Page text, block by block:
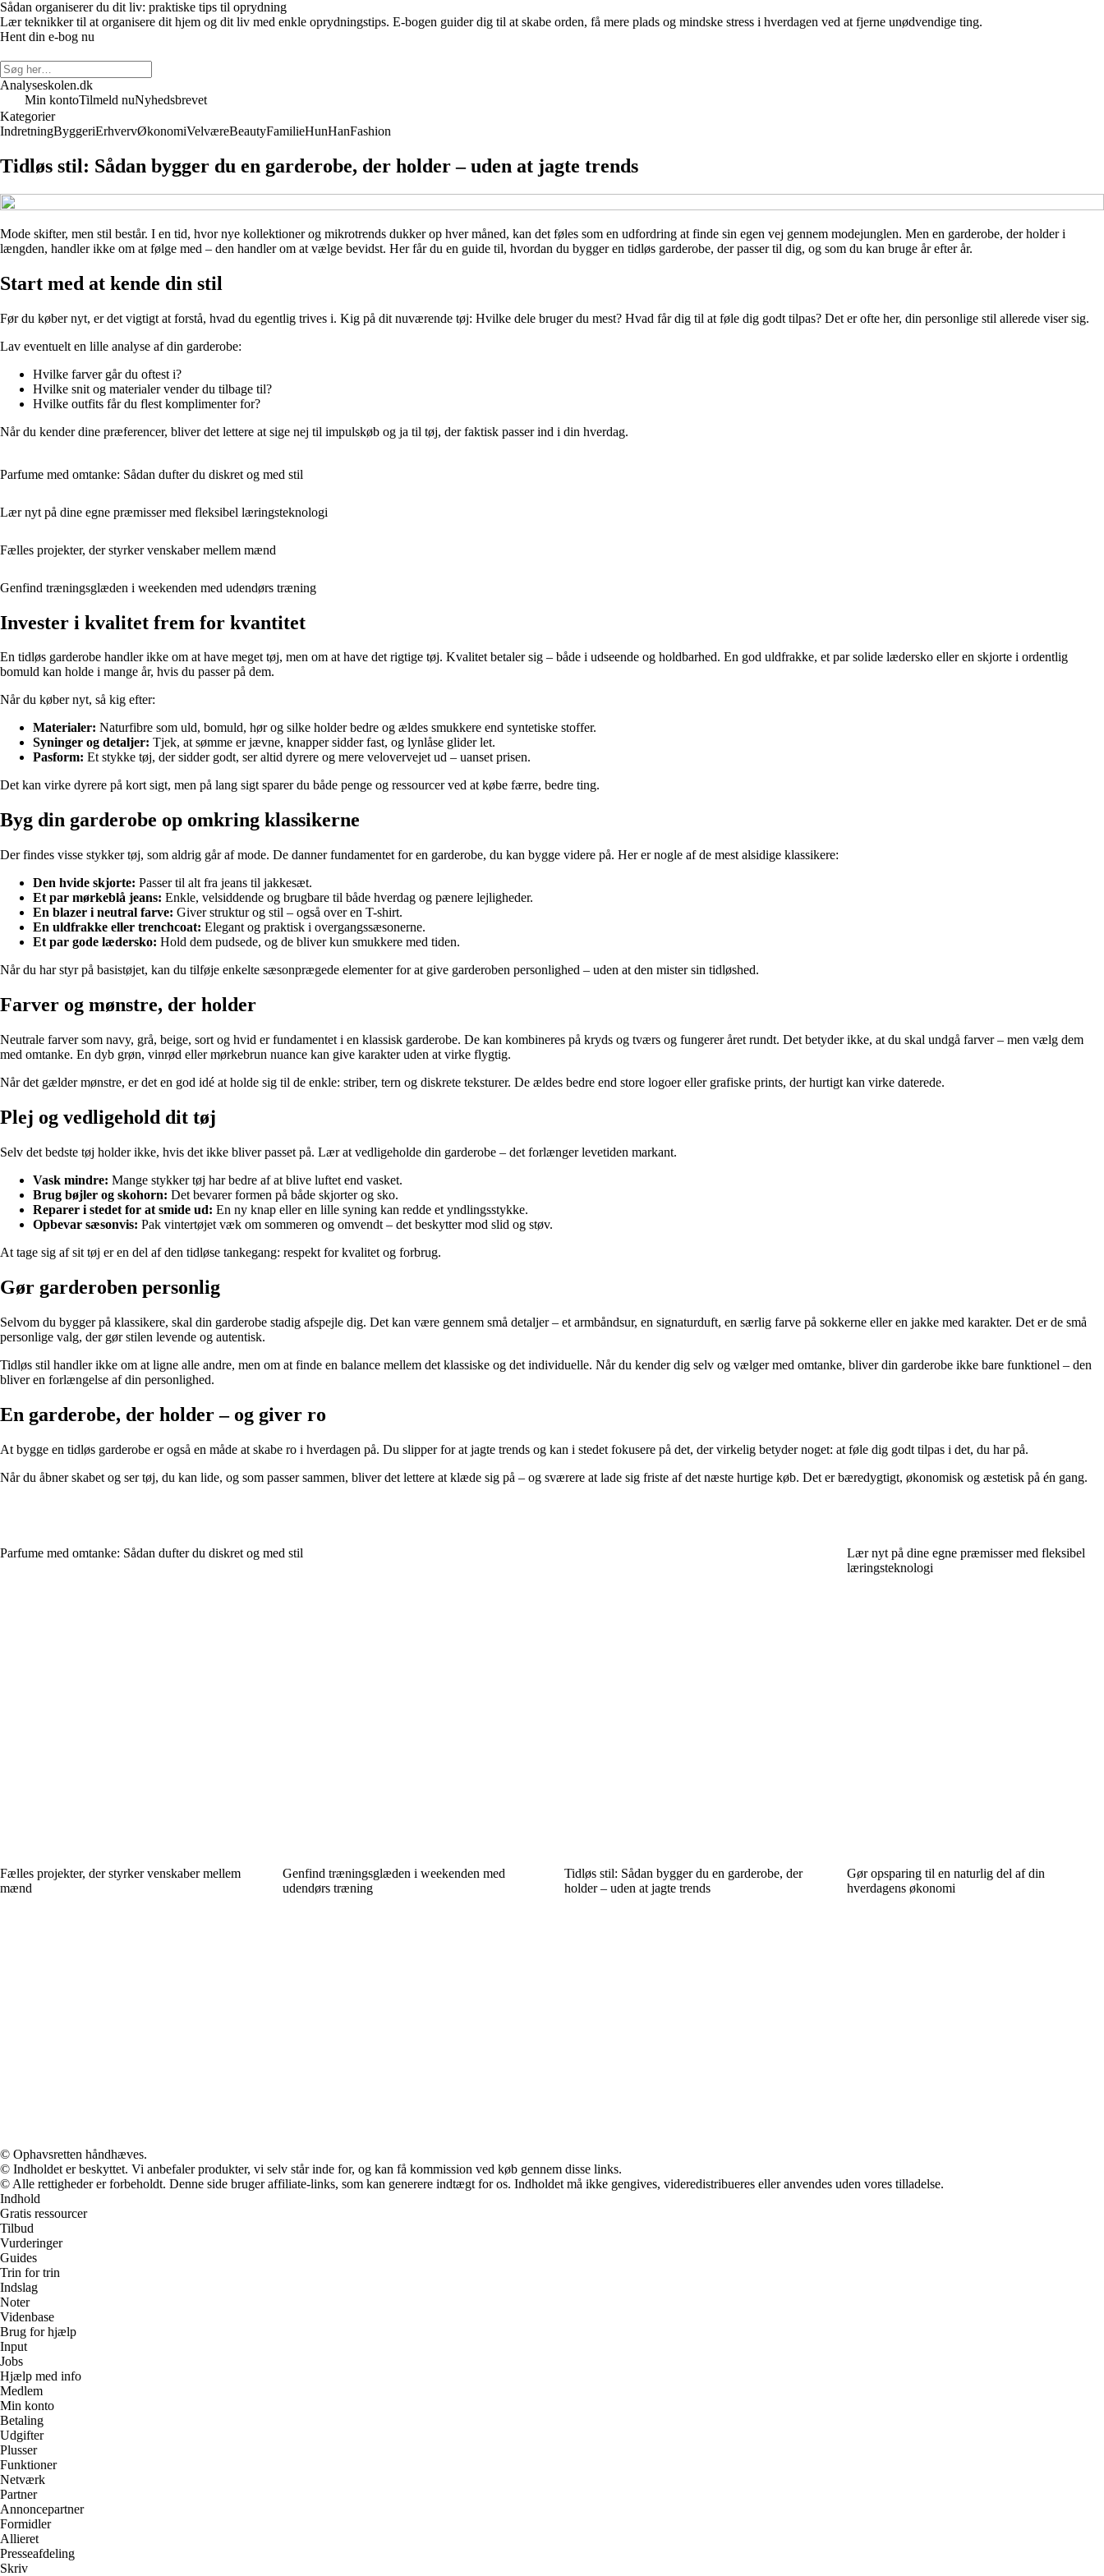
Sådan organiserer du dit liv: praktiske tips til oprydning
Lær teknikker til at organisere dit hjem og dit liv med enkle oprydningstips. E-bogen guider dig til at skabe orden, få mere plads og mindske stress i hverdagen ved at fjerne unødvendige ting.
Hent din e-bog nu
Analyseskolen.dk
Min kontoTilmeld nuNyhedsbrevet
Kategorier
IndretningByggeriErhvervØkonomiVelværeBeautyFamilieHunHanFashion
Tidløs stil: Sådan bygger du en garderobe, der holder – uden at jagte trends
Mode skifter, men stil består. I en tid, hvor nye kollektioner og mikrotrends dukker op hver måned, kan det føles som en udfordring at finde sin egen vej gennem modejunglen. Men en garderobe, der holder i
længden, handler ikke om at følge med – den handler om at vælge bevidst. Her får du en guide til, hvordan du bygger en tidløs garderobe, der passer til dig, og som du kan bruge år efter år.
Start med at kende din stil
Før du køber nyt, er det vigtigt at forstå, hvad du egentlig trives i. Kig på dit nuværende tøj: Hvilke dele bruger du mest? Hvad får dig til at føle dig godt tilpas? Det er ofte her, din personlige stil allerede viser sig.
Lav eventuelt en lille analyse af din garderobe:
Hvilke farver går du oftest i?
Hvilke snit og materialer vender du tilbage til?
Hvilke outfits får du flest komplimenter for?
Når du kender dine præferencer, bliver det lettere at sige nej til impulskøb og ja til tøj, der faktisk passer ind i din hverdag.
Parfume med omtanke: Sådan dufter du diskret og med stil
Lær nyt på dine egne præmisser med fleksibel læringsteknologi
Fælles projekter, der styrker venskaber mellem mænd
Genfind træningsglæden i weekenden med udendørs træning
Invester i kvalitet frem for kvantitet
En tidløs garderobe handler ikke om at have meget tøj, men om at have det rigtige tøj. Kvalitet betaler sig – både i udseende og holdbarhed. En god uldfrakke, et par solide lædersko eller en skjorte i ordentlig
bomuld kan holde i mange år, hvis du passer på dem.
Når du køber nyt, så kig efter:
Materialer: Naturfibre som uld, bomuld, hør og silke holder bedre og ældes smukkere end syntetiske stoffer.
Syninger og detaljer: Tjek, at sømme er jævne, knapper sidder fast, og lynlåse glider let.
Pasform: Et stykke tøj, der sidder godt, ser altid dyrere og mere velovervejet ud – uanset prisen.
Det kan virke dyrere på kort sigt, men på lang sigt sparer du både penge og ressourcer ved at købe færre, bedre ting.
Byg din garderobe op omkring klassikerne
Der findes visse stykker tøj, som aldrig går af mode. De danner fundamentet for en garderobe, du kan bygge videre på. Her er nogle af de mest alsidige klassikere:
Den hvide skjorte: Passer til alt fra jeans til jakkesæt.
Et par mørkeblå jeans: Enkle, velsiddende og brugbare til både hverdag og pænere lejligheder.
En blazer i neutral farve: Giver struktur og stil – også over en T-shirt.
En uldfrakke eller trenchcoat: Elegant og praktisk i overgangssæsonerne.
Et par gode lædersko: Hold dem pudsede, og de bliver kun smukkere med tiden.
Når du har styr på basistøjet, kan du tilføje enkelte sæsonprægede elementer for at give garderoben personlighed – uden at den mister sin tidløshed.
Farver og mønstre, der holder
Neutrale farver som navy, grå, beige, sort og hvid er fundamentet i en klassisk garderobe. De kan kombineres på kryds og tværs og fungerer året rundt. Det betyder ikke, at du skal undgå farver – men vælg dem
med omtanke. En dyb grøn, vinrød eller mørkebrun nuance kan give karakter uden at virke flygtig.
Når det gælder mønstre, er det en god idé at holde sig til de enkle: striber, tern og diskrete teksturer. De ældes bedre end store logoer eller grafiske prints, der hurtigt kan virke daterede.
Plej og vedligehold dit tøj
Selv det bedste tøj holder ikke, hvis det ikke bliver passet på. Lær at vedligeholde din garderobe – det forlænger levetiden markant.
Vask mindre: Mange stykker tøj har bedre af at blive luftet end vasket.
Brug bøjler og skohorn: Det bevarer formen på både skjorter og sko.
Reparer i stedet for at smide ud: En ny knap eller en lille syning kan redde et yndlingsstykke.
Opbevar sæsonvis: Pak vintertøjet væk om sommeren og omvendt – det beskytter mod slid og støv.
At tage sig af sit tøj er en del af den tidløse tankegang: respekt for kvalitet og forbrug.
Gør garderoben personlig
Selvom du bygger på klassikere, skal din garderobe stadig afspejle dig. Det kan være gennem små detaljer – et armbåndsur, en signaturduft, en særlig farve på sokkerne eller en jakke med karakter. Det er de små
personlige valg, der gør stilen levende og autentisk.
Tidløs stil handler ikke om at ligne alle andre, men om at finde en balance mellem det klassiske og det individuelle. Når du kender dig selv og vælger med omtanke, bliver din garderobe ikke bare funktionel – den
bliver en forlængelse af din personlighed.
En garderobe, der holder – og giver ro
At bygge en tidløs garderobe er også en måde at skabe ro i hverdagen på. Du slipper for at jagte trends og kan i stedet fokusere på det, der virkelig betyder noget: at føle dig godt tilpas i det, du har på.
Når du åbner skabet og ser tøj, du kan lide, og som passer sammen, bliver det lettere at klæde sig på – og sværere at lade sig friste af det næste hurtige køb. Det er bæredygtigt, økonomisk og æstetisk på én gang.
Parfume med omtanke: Sådan dufter du diskret og med stil
Lær nyt på dine egne præmisser med fleksibel
læringsteknologi
Fælles projekter, der styrker venskaber mellem
mænd
Genfind træningsglæden i weekenden med
udendørs træning
Tidløs stil: Sådan bygger du en garderobe, der
holder – uden at jagte trends
Gør opsparing til en naturlig del af din
hverdagens økonomi
© Ophavsretten håndhæves.
© Indholdet er beskyttet. Vi anbefaler produkter, vi selv står inde for, og kan få kommission ved køb gennem disse links.
© Alle rettigheder er forbeholdt. Denne side bruger affiliate-links, som kan generere indtægt for os. Indholdet må ikke gengives, videredistribueres eller anvendes uden vores tilladelse.
Indhold
Gratis ressourcer
Tilbud
Vurderinger
Guides
Trin for trin
Indslag
Noter
Videnbase
Brug for hjælp
Input
Jobs
Hjælp med info
Medlem
Min konto
Betaling
Udgifter
Plusser
Funktioner
Netværk
Partner
Annoncepartner
Formidler
Allieret
Presseafdeling
Skriv